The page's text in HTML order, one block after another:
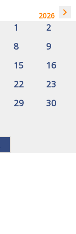
2026 navigate_next
1
2
8
9
15
16
22
23
29
30